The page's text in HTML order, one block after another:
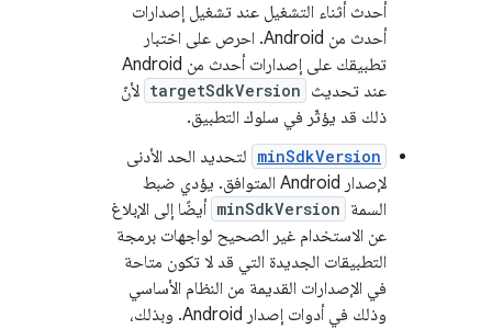
أحدث أثناء التشغيل عند تشغيل إصدارات
أحدث من Android. احرص على اختبار
تطبيقك على إصدارات أحدث من Android
عند تحديث targetSdkVersion لأنّ
ذلك قد يؤثّر في سلوك التطبيق.
minSdkVersion لتحديد الحد الأدنى
لإصدار Android المتوافق. يؤدي ضبط
السمة minSdkVersion أيضًا إلى الإبلاغ
عن الاستخدام غير الصحيح لواجهات برمجة
التطبيقات الجديدة التي قد لا تكون متاحة
في الإصدارات القديمة من النظام الأساسي
وذلك في أدوات إصدار Android. وبذلك،